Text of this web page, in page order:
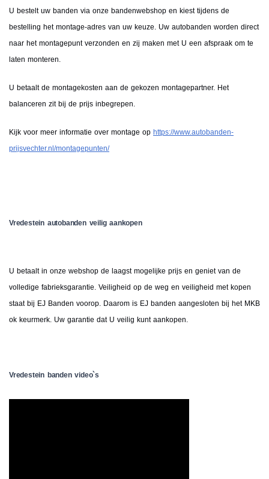
U bestelt uw banden via onze bandenwebshop en kiest tijdens de
bestelling het montage-adres van uw keuze. Uw autobanden worden direct
naar het montagepunt verzonden en zij maken met U een afspraak om te
laten monteren.
U betaalt de montagekosten aan de gekozen montagepartner. Het
balanceren zit bij de prijs inbegrepen.
Kijk voor meer informatie over montage op https://www.autobanden-
prijsvechter.nl/montagepunten/
Vredestein autobanden veilig aankopen
U betaalt in onze webshop de laagst mogelijke prijs en geniet van de
volledige fabrieksgarantie. Veiligheid op de weg en veiligheid met kopen
staat bij EJ Banden voorop. Daarom is EJ banden aangesloten bij het MKB
ok keurmerk. Uw garantie dat U veilig kunt aankopen.
Vredestein banden video`s